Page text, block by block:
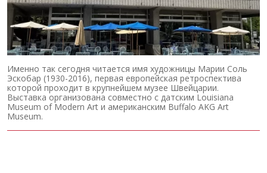
Именно так сегодня читается имя художницы Марии Соль
Эскобар (1930-2016), первая европейская ретроспектива
которой проходит в крупнейшем музее Швейцарии.
Выставка организована совместно с датским Louisiana
Museum of Modern Art и американским Buffalo AKG Art
Museum.